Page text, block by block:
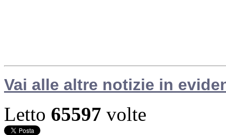
Vai alle altre notizie in
Letto 65597 volte